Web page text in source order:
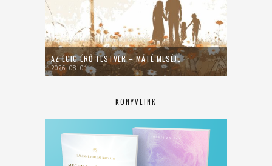
AZ ÉGIG ÉRŐ TESTVÉR – MÁTÉ MESÉJE
2026. 08. 01.
KÖNYVEINK